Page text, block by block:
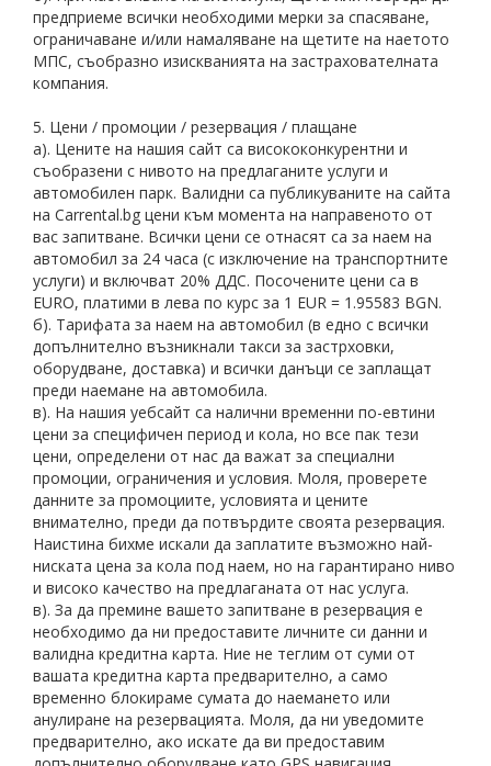
предприеме всички необходими мерки за спасяване,
ограничаване и/или намаляване на щетите на наетото
МПС, съобразно изискванията на застрахователната
компания.
5. Цени / промоции / резервация / плащане
а). Цените на нашия сайт са висококонкурентни и
съобразени с нивото на предлаганите услуги и
автомобилен парк. Валидни са публикуваните на сайта
на Carrental.bg цени към момента на направеното от
вас запитване. Всички цени се отнасят са за наем на
автомобил за 24 часа (с изключение на транспортните
услуги) и включват 20% ДДС. Посочените цени са в
EURO, платими в лева по курс за 1 EUR = 1.95583 BGN.
б). Тарифата за наем на автомобил (в едно с всички
допълнително възникнали такси за застрховки,
оборудване, доставка) и всички данъци се заплащат
преди наемане на автомобила.
в). На нашия уебсайт са налични временни по-евтини
цени за специфичен период и кола, но все пак тези
цени, определени от нас да важат за специални
промоции, ограничения и условия. Моля, проверете
данните за промоциите, условията и цените
внимателно, преди да потвърдите своята резервация.
Наистина бихме искали да заплатите възможно най-
ниската цена за кола под наем, но на гарантирано ниво
и високо качество на предлаганата от нас услуга.
в). За да премине вашето запитване в резервация е
необходимо да ни предоставите личните си данни и
валидна кредитна карта. Ние не теглим от суми от
вашата кредитна карта предварително, а само
временно блокираме сумата до наемането или
анулиране на резервацията. Моля, да ни уведомите
предварително, ако искате да ви предоставим